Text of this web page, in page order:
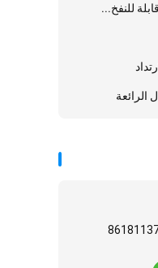
للنفخ...
الرائعة